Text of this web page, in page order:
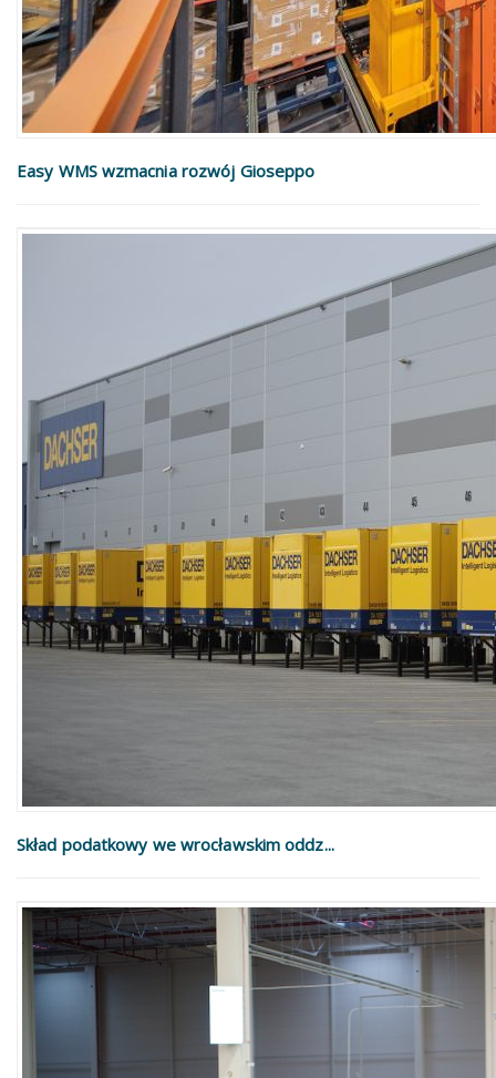
Easy WMS wzmacnia rozwój Gioseppo
Skład podatkowy we wrocławskim oddz...